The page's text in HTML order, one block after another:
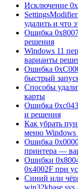
Исключение
удалить и что
Ошибка
решения
Windows 11
варианты
Ошибка
быстрый
Способы
карты
Ошибка
и решения
Как убрать
меню Windows
Ошибка
принтера —
Ошибки
0x4002F при
Синий или